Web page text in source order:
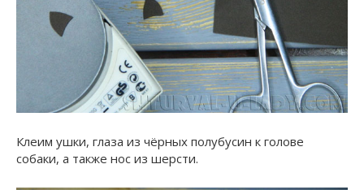
Клеим ушки, глаза из чёрных полубусин к голове
собаки, а также нос из шерсти.